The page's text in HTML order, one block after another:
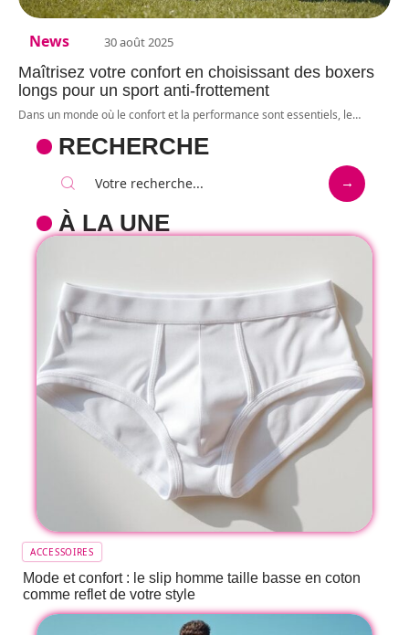
News 30 août 2025
Maîtrisez votre confort en choisissant des boxers
longs pour un sport anti-frottement
Dans un monde où le confort et la performance sont essentiels, le…
RECHERCHE
À LA UNE
ACCESSOIRES
Mode et confort : le slip homme taille basse en coton
comme reflet de votre style